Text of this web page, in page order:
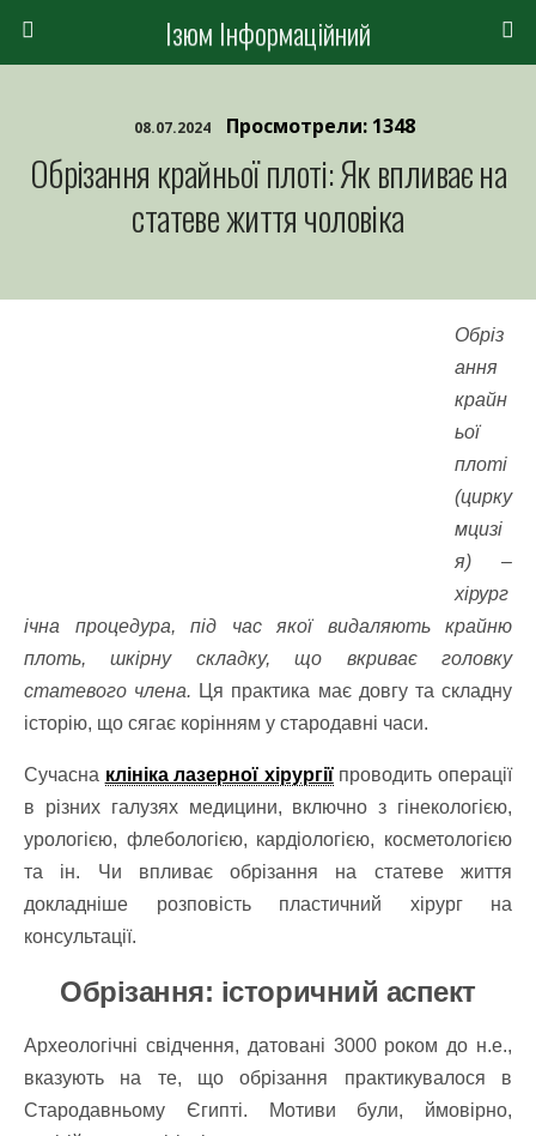
Ізюм Інформаційний
08.07.2024 Просмотрели: 1348
Обрізання крайньої плоті: Як впливає на
статеве життя чоловіка
Обріз
ання
крайн
ьої
плоті
(цирку
мцизі
я) –
хірург
ічна процедура, під час якої видаляють крайню
плоть, шкірну складку, що вкриває головку
статевого члена. Ця практика має довгу та складну
історію, що сягає корінням у стародавні часи.
Сучасна клініка лазерної хірургіїпроводить операції
в різних галузях медицини, включно з гінекологією,
урологією, флебологією, кардіологією, косметологією
та ін. Чи впливає обрізання на статеве життя
докладніше розповість пластичний хірург на
консультації.
Обрізання: історичний аспект
Археологічні свідчення, датовані 3000 роком до н.е.,
вказують на те, що обрізання практикувалося в
Стародавньому Єгипті. Мотиви були, ймовірно,